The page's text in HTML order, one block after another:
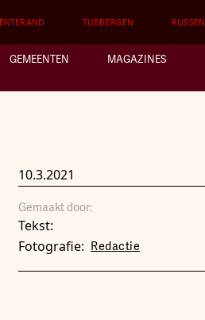
TUBBERGEN
GEMEENTEN MAGAZINES
10.3.2021
Gemaakt door:
Tekst:
Fotografie:
Redactie